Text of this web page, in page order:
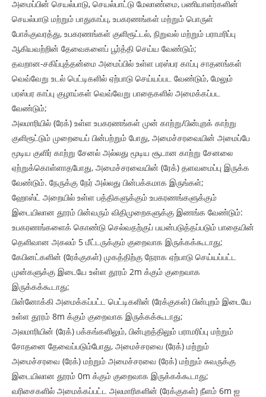
அமைப்பின் செயல்பாடு, செயல்பாட்டு மேலாண்மை, பணியாளர்களின்
செயல்பாடு மற்றும் பாதுகாப்பு, உபகரணங்கள் மற்றும் பொருள்
போக்குவரத்து, உபகரணங்கள் குளிரூட்டல், நிறுவல் மற்றும் பராமரிப்பு
ஆகியவற்றின் தேவைகளைப் பூர்த்தி செய்ய வேண்டும்;
தவறான-சகிப்புத்தன்மை அமைப்பில் உள்ள பரஸ்பர காப்பு சாதனங்கள்
வெவ்வேறு உடல் பெட்டிகளில் ஏற்பாடு செய்யப்பட வேண்டும், மேலும்
பரஸ்பர காப்பு குழாய்கள் வெவ்வேறு பாதைகளில் அமைக்கப்பட
வேண்டும்;
அலமாரியில் (ரேக்) உள்ள உபகரணங்கள் முன் காற்று/பின்புறக் காற்று
குளிரூட்டும் முறையைப் பின்பற்றும் போது, ​​அமைச்சரவையின் அமைப்பே
மூடிய குளிர் காற்று சேனல் அல்லது மூடிய சூடான காற்று சேனலை
ஏற்றுக்கொள்ளாதபோது, ​​அமைச்சரவையின் (ரேக்) தளவமைப்பு இருக்க
வேண்டும். நேருக்கு நேர் அல்லது பின்பக்கமாக இருங்கள்;
ஹோஸ்ட் அறையில் உள்ள பத்திகளுக்கும் உபகரணங்களுக்கும்
இடையிலான தூரம் பின்வரும் விதிமுறைகளுக்கு இணங்க வேண்டும்:
உபகரணங்களைக் கொண்டு செல்வதற்குப் பயன்படுத்தப்படும் பாதையின்
தெளிவான அகலம் 5 மீட்டருக்கும் குறைவாக இருக்கக்கூடாது;
கேபினட்களின் (ரேக்குகள்) முகத்திற்கு நேராக ஏற்பாடு செய்யப்பட்ட
முன்களுக்கு இடையே உள்ள தூரம் 2m க்கும் குறைவாக
இருக்கக்கூடாது;
பின்னோக்கி அமைக்கப்பட்ட பெட்டிகளின் (ரேக்குகள்) பின்புறம் இடையே
உள்ள தூரம் 8m க்கும் குறைவாக இருக்கக்கூடாது;
அலமாரியின் (ரேக்) பக்கங்களிலும், பின்புறத்திலும் பராமரிப்பு மற்றும்
சோதனை தேவைப்படும்போது, ​​அமைச்சரவை (ரேக்) மற்றும்
அமைச்சரவை (ரேக்) மற்றும் அமைச்சரவை (ரேக்) மற்றும் சுவருக்கு
இடையிலான தூரம் 0m க்கும் குறைவாக இருக்கக்கூடாது;
வரிசைகளில் அமைக்கப்பட்ட அலமாரிகளின் (ரேக்குகள்) நீளம் 6m ஐ